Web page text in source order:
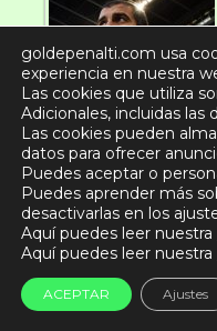
¿Qué hay que
Partido de
goldepenalti.com usa
experiencia en nuestra
Las cookies que utiliza
Adicionales, incluidas las
Las cookies pueden
datos para ofrecer
Puedes aceptar o
Puedes aprender más
desactivarlas en los
Aquí puedes leer nuestra
Aquí puedes leer nuestra
ACEPTAR Ajustes